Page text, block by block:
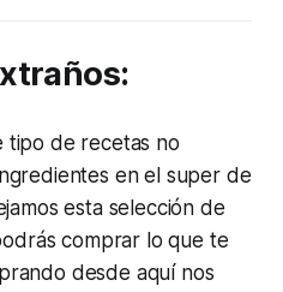
tipo de recetas no
en el super de
esta selección de
comprar lo que te
desde aquí nos